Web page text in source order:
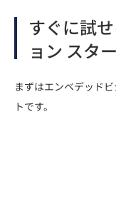
すぐに試
ョン スタ
まずはエンベデッド
トです。